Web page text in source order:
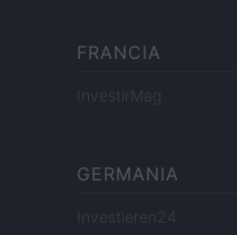
FRANCIA
InvestirMag
GERMANIA
Investieren24